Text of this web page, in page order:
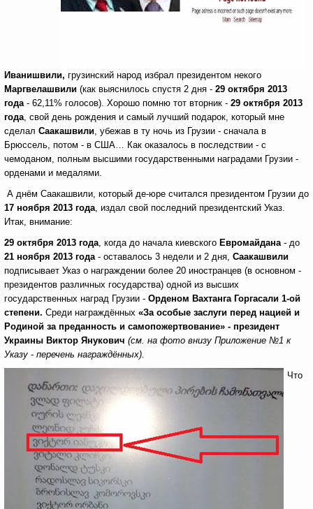
Иванишвили, грузинский народ избрал президентом некого
Маргвелашвили (как выяснилось спустя 2 дня - 29 октября 2013
года - 62,11% голосов). Хорошо помню тот вторник - 29 октября 2013
года, свой день рождения и самый лучший подарок, который мне
сделал Саакашвили, убежав в ту ночь из Грузии - сначала в
Брюссель, потом - в США… Как оказалось в последствии - с
чемоданом, полным высшими государственными наградами Грузии -
орденами и медалями.
А днём Саакашвили, который де-юре считался президентом Грузии до
17 ноября 2013 года, издал свой последний президентский Указ.
Итак, внимание:
29 октября 2013 года, когда до начала киевского Евромайдана- до
21 ноября 2013 года- оставалось 3 недели и 2 дня, Саакашвили
подписывает Указ о награждении более 20 иностранцев (в основном -
президентов различных государства) одной из высших
государственных наград Грузии - Орденом Вахтанга Горгасали 1-ой
степени. Среди награждённых «За особые заслуги перед нацией и
Родиной за преданность и самопожертвование» - президент
Украины Виктор Янукович (см. на фото внизу Приложение №1 к
Указу - перечень награждённых).
Что